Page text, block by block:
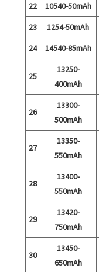
22 10540-50mAh
23
1254-50mAh
24
14540-85mAh
25
13250-
400mAh
26
13300-
500mAh
27
13350-
550mAh
28
13400-
550mAh
29
13420-
750mAh
30
13450-
650mAh